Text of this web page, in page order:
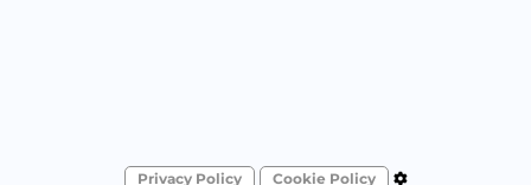
Privacy Policy Cookie Policy